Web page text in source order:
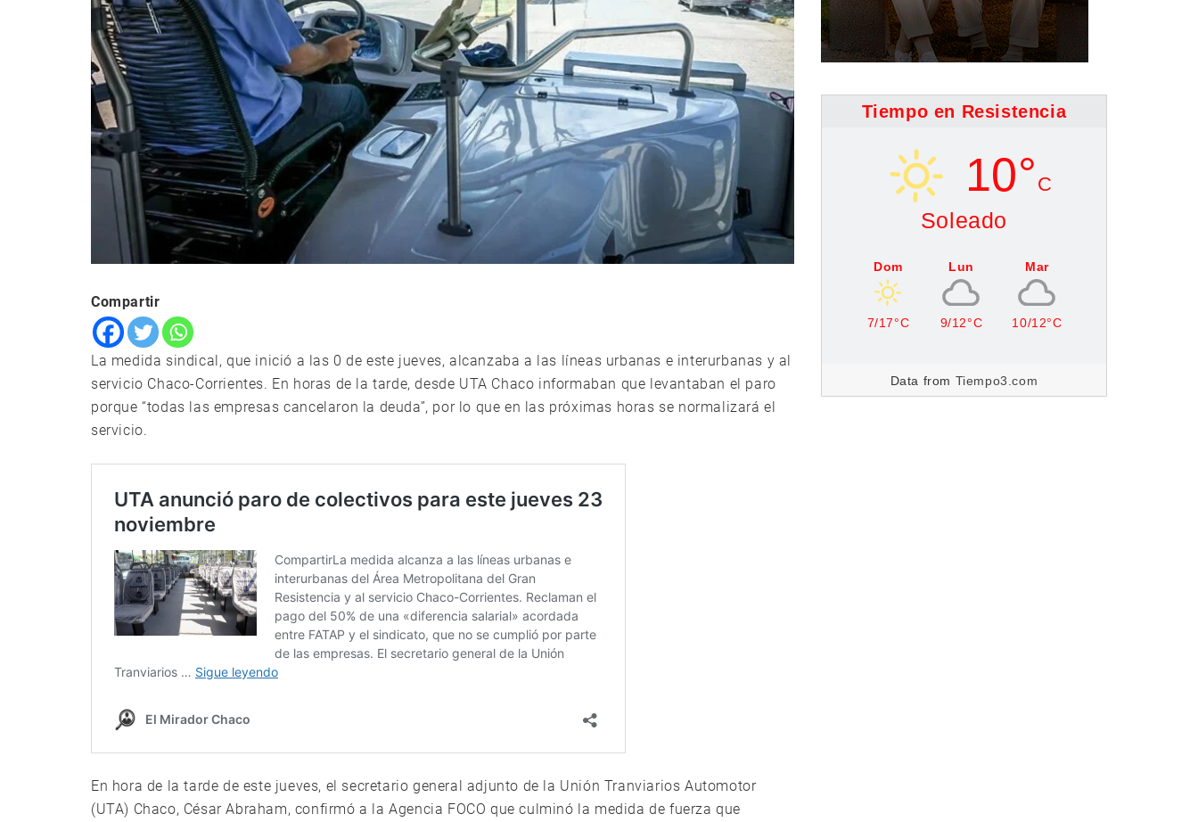
Compartir
La medida sindical, que inició a las 0 de este jueves, alcanzaba a las líneas urbanas e interurbanas y al
servicio Chaco-Corrientes. En horas de la tarde, desde UTA Chaco informaban que levantaban el paro
porque “todas las empresas cancelaron la deuda”, por lo que en las próximas horas se normalizará el
servicio.
En hora de la tarde de este jueves, el secretario general adjunto de la Unión Tranviarios Automotor
(UTA) Chaco, César Abraham, confirmó a la Agencia FOCO que culminó la medida de fuerza que
Tiempo en Resistencia
10° C
Soleado
Dom
7/17°C
Lun
9/12°C
Mar
10/12°C
Data from Tiempo3.com